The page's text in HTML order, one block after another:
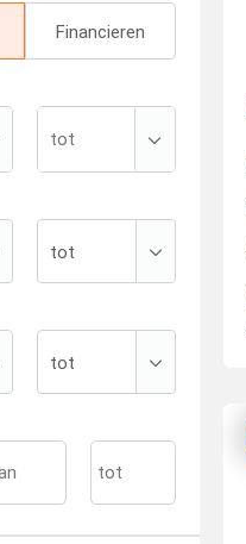
Financieren